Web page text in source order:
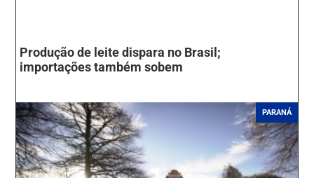
Produção de leite dispara no Brasil;
importações também sobem
PARANÁ